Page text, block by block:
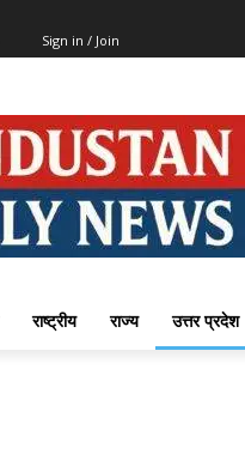
Sign in / Join
राष्ट्रीय राज्य उत्तर प्रदेश